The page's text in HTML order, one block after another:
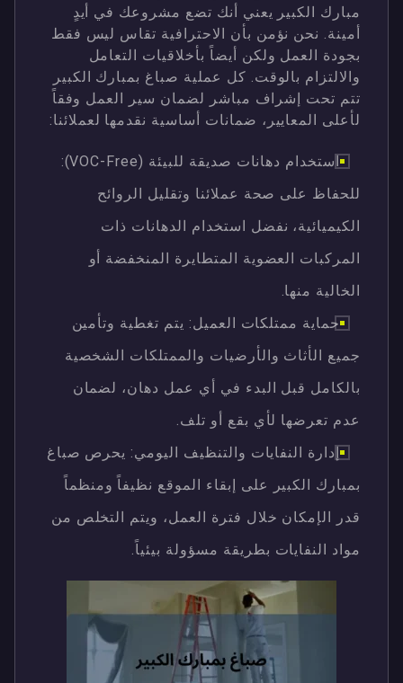
مبارك الكبير يعني أنك تضع مشروعك في أيدٍ
أمينة. نحن نؤمن بأن الاحترافية تقاس ليس فقط
بجودة العمل ولكن أيضاً بأخلاقيات التعامل
والالتزام بالوقت. كل عملية صباغ بمبارك الكبير
تتم تحت إشراف مباشر لضمان سير العمل وفقاً
لأعلى المعايير، ضمانات أساسية نقدمها لعملائنا:
استخدام دهانات صديقة للبيئة (VOC-Free):
للحفاظ على صحة عملائنا وتقليل الروائح
الكيميائية، نفضل استخدام الدهانات ذات
المركبات العضوية المتطايرة المنخفضة أو
الخالية منها.
حماية ممتلكات العميل: يتم تغطية وتأمين
جميع الأثاث والأرضيات والممتلكات الشخصية
بالكامل قبل البدء في أي عمل دهان، لضمان
عدم تعرضها لأي بقع أو تلف.
إدارة النفايات والتنظيف اليومي: يحرص صباغ
بمبارك الكبير على إبقاء الموقع نظيفاً ومنظماً
قدر الإمكان خلال فترة العمل، ويتم التخلص من
مواد النفايات بطريقة مسؤولة بيئياً.